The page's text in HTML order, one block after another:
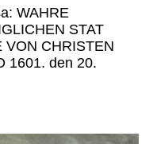
WAHRE
STAT
VON CHRISTEN
1601. den 20.